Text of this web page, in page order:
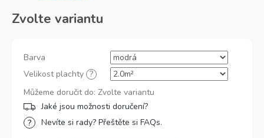
Zvolte variantu
Barva
Velikost plachty ?
Můžeme doručit do: Zvolte variantu
Nevíte si rady? Přeštěte si FAQs.